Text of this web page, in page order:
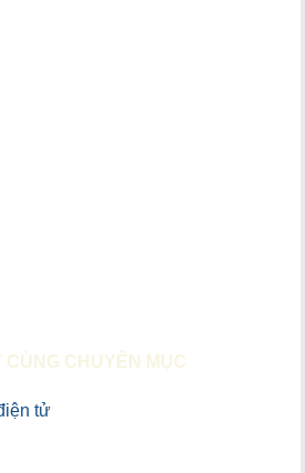
CÙNG CHUYÊN MỤC
tử